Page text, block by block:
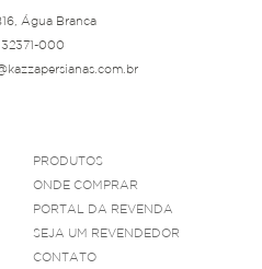
Água Branca
000
PRODUTOS
ONDE COMPRAR
PORTAL DA REVENDA
SEJA UM REVENDEDOR
CONTATO